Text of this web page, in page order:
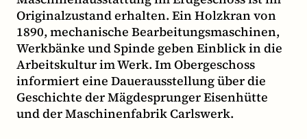
Originalzustand erhalten. Ein Holzkran von
1890, mechanische Bearbeitungsmaschinen,
Werkbänke und Spinde geben Einblick in die
Arbeitskultur im Werk. Im Obergeschoss
informiert eine Dauerausstellung über die
Geschichte der Mägdesprunger Eisenhütte
und der Maschinenfabrik Carlswerk.